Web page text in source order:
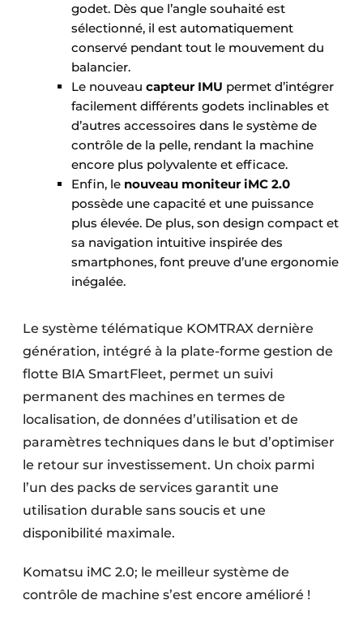
godet. Dès que l’angle souhaité est
sélectionné, il est automatiquement
conservé pendant tout le mouvement du
balancier.
Le nouveau capteur IMU permet d’intégrer
facilement différents godets inclinables et
d’autres accessoires dans le système de
contrôle de la pelle, rendant la machine
encore plus polyvalente et efficace.
Enfin, le nouveau moniteur iMC 2.0
possède une capacité et une puissance
plus élevée. De plus, son design compact et
sa navigation intuitive inspirée des
smartphones, font preuve d’une ergonomie
inégalée.
Le système télématique KOMTRAX dernière
génération, intégré à la plate-forme gestion de
flotte BIA SmartFleet, permet un suivi
permanent des machines en termes de
localisation, de données d’utilisation et de
paramètres techniques dans le but d’optimiser
le retour sur investissement. Un choix parmi
l’un des packs de services garantit une
utilisation durable sans soucis et une
disponibilité maximale.
Komatsu iMC 2.0; le meilleur système de
contrôle de machine s’est encore amélioré !